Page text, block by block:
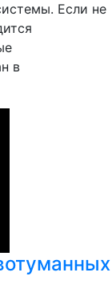
Если не
в